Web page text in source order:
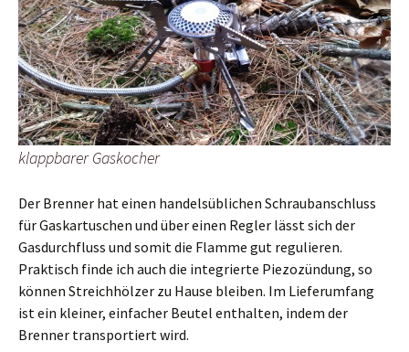
klappbarer Gaskocher
Der Brenner hat einen handelsüblichen Schraubanschluss
für Gaskartuschen und über einen Regler lässt sich der
Gasdurchfluss und somit die Flamme gut regulieren.
Praktisch finde ich auch die integrierte Piezozündung, so
können Streichhölzer zu Hause bleiben. Im Lieferumfang
ist ein kleiner, einfacher Beutel enthalten, indem der
Brenner transportiert wird.